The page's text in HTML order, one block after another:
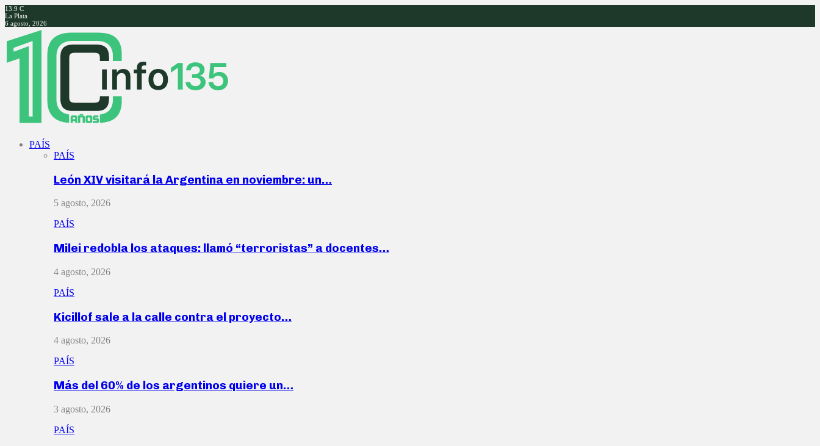
13.9 C
La Plata
6 agosto, 2026
Facebook
Twitter
Instagram
Youtube
PAÍS
PAÍS
León XIV visitará la Argentina en noviembre: un…
5 agosto, 2026
PAÍS
Milei redobla los ataques: llamó “terroristas” a docentes…
4 agosto, 2026
PAÍS
Kicillof sale a la calle contra el proyecto…
4 agosto, 2026
PAÍS
Más del 60% de los argentinos quiere un…
3 agosto, 2026
PAÍS